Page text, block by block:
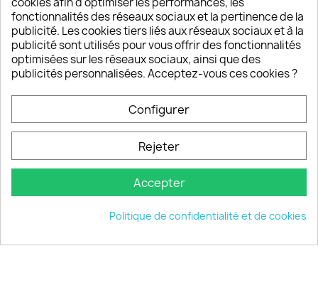
Un SAV à votre écoute
Notre SAV est disponible 6/7J de 10h à 18H
keyboard_arrow_down
© 2026 - choisistacoque.com
fonctionnalités des réseaux sociaux et la pertinence de la
publicité. Les cookies tiers liés aux réseaux sociaux et à la
publicité sont utilisés pour vous offrir des fonctionnalités
optimisées sur les réseaux sociaux, ainsi que des
publicités personnalisées. Acceptez-vous ces cookies ?
Configurer
Rejeter
Accepter
Politique de confidentialité et de cookies